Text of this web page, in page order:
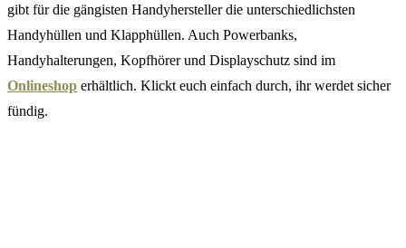
gibt für die gängisten Handyhersteller die unterschiedlichsten
Handyhüllen und Klapphüllen. Auch Powerbanks,
Handyhalterungen, Kopfhörer und Displayschutz sind im
Onlineshop erhältlich. Klickt euch einfach durch, ihr werdet sicher
fündig.